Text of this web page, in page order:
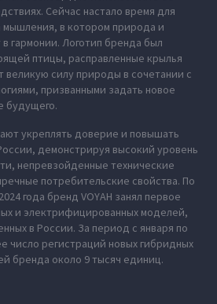
Сейчас настало время для
мышления, в котором природа и
гармонии. Логотип бренда был
птицы, расправленные крылья
великую силу природы в сочетании с
призванными задать новое
будущего.
укреплять доверие и повышать
демонстрируя высокий уровень
непревзойденные технические
потребительские свойства. По
года бренд VOYAH занял первое
и электрифицированных моделей,
в России. За период с января по
число регистраций новых гибридных
бренда около 9 тысяч единиц.